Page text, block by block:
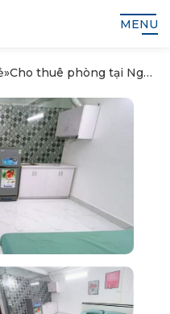
MENU
»Cho thuê phòng tại Ngõ
Đa